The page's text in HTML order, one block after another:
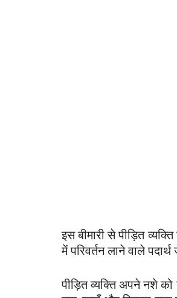
इस बीमारी से पीड़ित
में परिवर्तन लाने वाले
पीड़ित व्यक्ति अपने नशे